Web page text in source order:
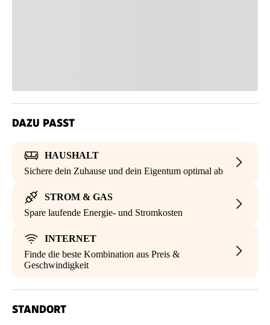
DAZU PASST
HAUSHALT
Sichere dein Zuhause und dein Eigentum optimal ab
STROM & GAS
Spare laufende Energie- und Stromkosten
INTERNET
Finde die beste Kombination aus Preis &
Geschwindigkeit
STANDORT